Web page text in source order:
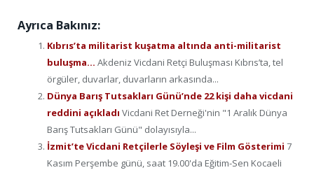
Ayrıca Bakınız:
Kıbrıs’ta militarist kuşatma altında anti-militarist
buluşma… Akdeniz Vicdani Retçi Buluşması Kıbrıs’ta, tel
örgüler, duvarlar, duvarların arkasında...
Dünya Barış Tutsakları Günü’nde 22 kişi daha vicdani
reddini açıkladı Vicdani Ret Derneği'nin "1 Aralık Dünya
Barış Tutsakları Günü" dolayısıyla...
İzmit’te Vicdani Retçilerle Söyleşi ve Film Gösterimi 7
Kasım Perşembe günü, saat 19.00'da Eğitim-Sen Kocaeli